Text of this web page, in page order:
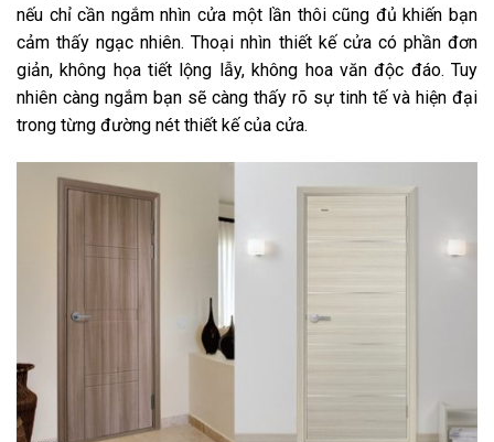
nếu chỉ cần ngắm nhìn cửa một lần thôi cũng đủ khiến bạn
cảm thấy ngạc nhiên. Thoại nhìn thiết kế cửa có phần đơn
giản, không họa tiết lộng lẫy, không hoa văn độc đáo. Tuy
nhiên càng ngắm bạn sẽ càng thấy rõ sự tinh tế và hiện đại
trong từng đường nét thiết kế của cửa.